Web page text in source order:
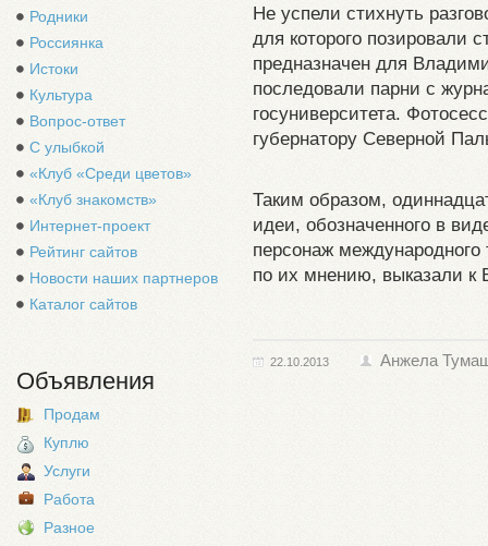
Родники
Россиянка
Истоки
Культура
Вопрос-ответ
С улыбкой
«Клуб «Среди цветов»
«Клуб знакомств»
Интернет-проект
Рейтинг сайтов
Новости наших партнеров
Каталог сайтов
Объявления
Продам
Куплю
Услуги
Работа
Разное
Не успели стихнуть
для которого позировали
предназначен для
последовали парни с
госуниверситета.
губернатору Северной
Таким образом,
идеи, обозначенного в
персонаж
по их мнению, выказали к
22.10.2013 Анжела